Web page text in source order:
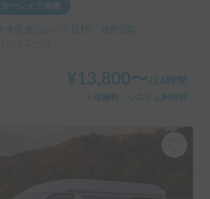
カーシェア保険
央区鹿沼台一丁目10, ' 淵野辺駅
¥ 13,800〜 /24時間
＋保険料・システム利用料